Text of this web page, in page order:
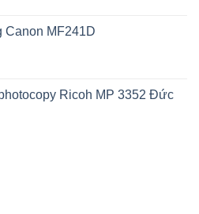
Canon MF241D
Ricoh MP 3352 Đức